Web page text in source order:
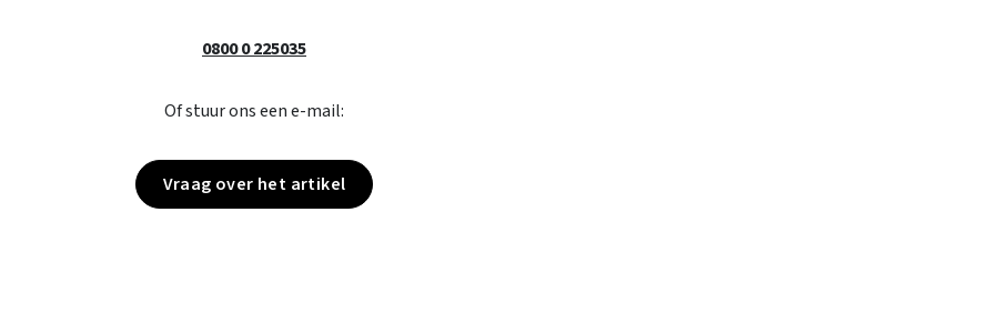
0800 0 225035
Of stuur ons een e-mail:
Vraag over het artikel